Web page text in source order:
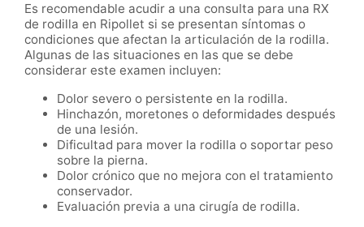
Es recomendable acudir a una consulta para una RX
de rodilla en Ripollet si se presentan síntomas o
condiciones que afectan la articulación de la rodilla.
Algunas de las situaciones en las que se debe
considerar este examen incluyen:
Dolor severo o persistente en la rodilla.
Hinchazón, moretones o deformidades después
de una lesión.
Dificultad para mover la rodilla o soportar peso
sobre la pierna.
Dolor crónico que no mejora con el tratamiento
conservador.
Evaluación previa a una cirugía de rodilla.